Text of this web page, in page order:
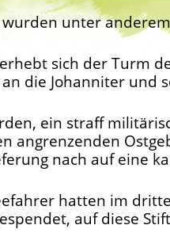
unter
sich der Turm
die Johanniter und
ein straff
angrenzenden
nach auf eine
hatten im
auf diese